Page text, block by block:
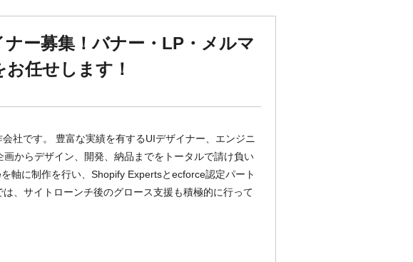
ナー募集！バナー・LP・メルマ
任せします！
社です。 豊富な実績を有するUIデザイナー、エンジニ
からデザイン、開発、納品までをトータルで請け負い
軸に制作を行い、Shopify Expertsとecforce認定パート
、サイトローンチ後のグロース支援も積極的に行って